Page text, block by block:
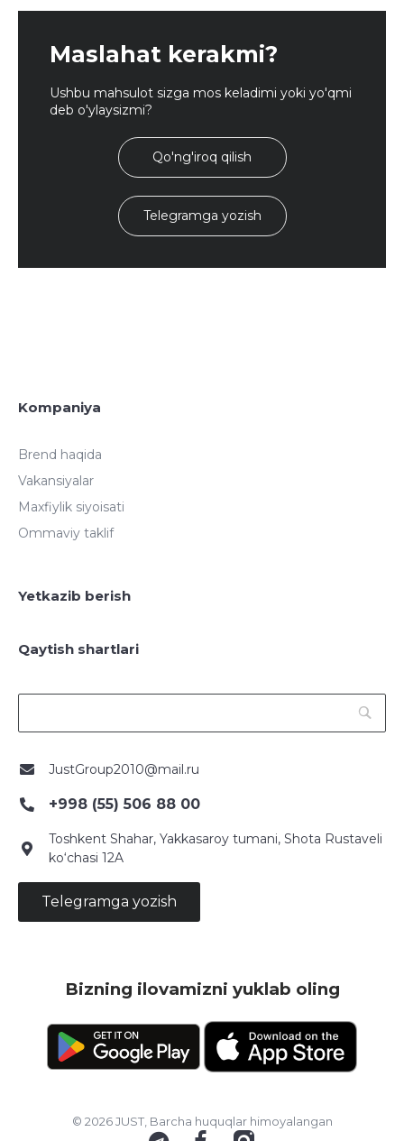
Maslahat kerakmi?
Ushbu mahsulot sizga mos keladimi yoki yo'qmi
deb o'ylaysizmi?
Qo'ng'iroq qilish
Telegramga yozish
Kompaniya
Brend haqida
Vakansiyalar
Maxfiylik siyoisati
Ommaviy taklif
Yetkazib berish
Qaytish shartlari
JustGroup2010@mail.ru
+998 (55) 506 88 00
Toshkent Shahar, Yakkasaroy tumani, Shota Rustaveli
ko‘chasi 12A
Telegramga yozish
Bizning ilovamizni yuklab oling
© 2026 JUST, Barcha huquqlar himoyalangan